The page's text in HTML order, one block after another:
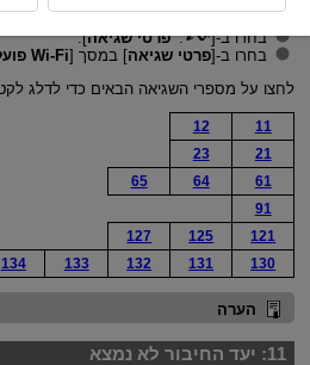
בחרו ב-[ :פרטי שגיאה].
בחרו ב-[פרטי שגיאה] במסך [Wi-Fi פועלת
לחצו על מספרי השגיאה הבאים כדי לדלג
11
12
21
23
61
64
65
91
121
125
127
130
131
132
133
134
הערה
11: יעד החיבור לא נמצא